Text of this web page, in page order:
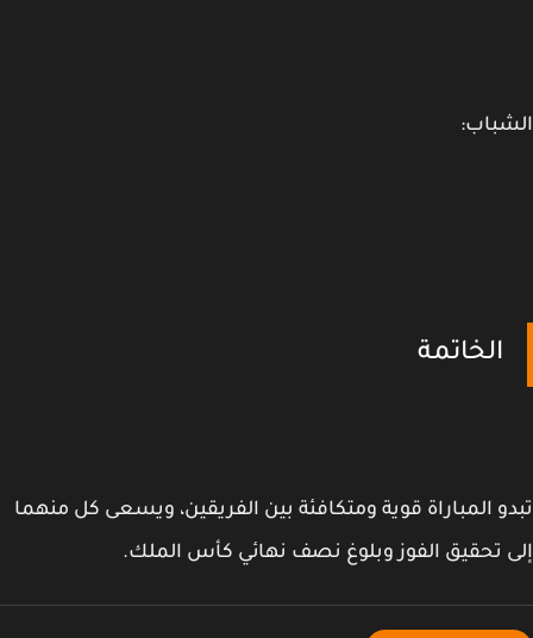
الخاتمة
المباراة قوية ومتكافئة بين الفريقين، ويسعى كل منهما
تحقيق الفوز وبلوغ نصف نهائي كأس الملك.